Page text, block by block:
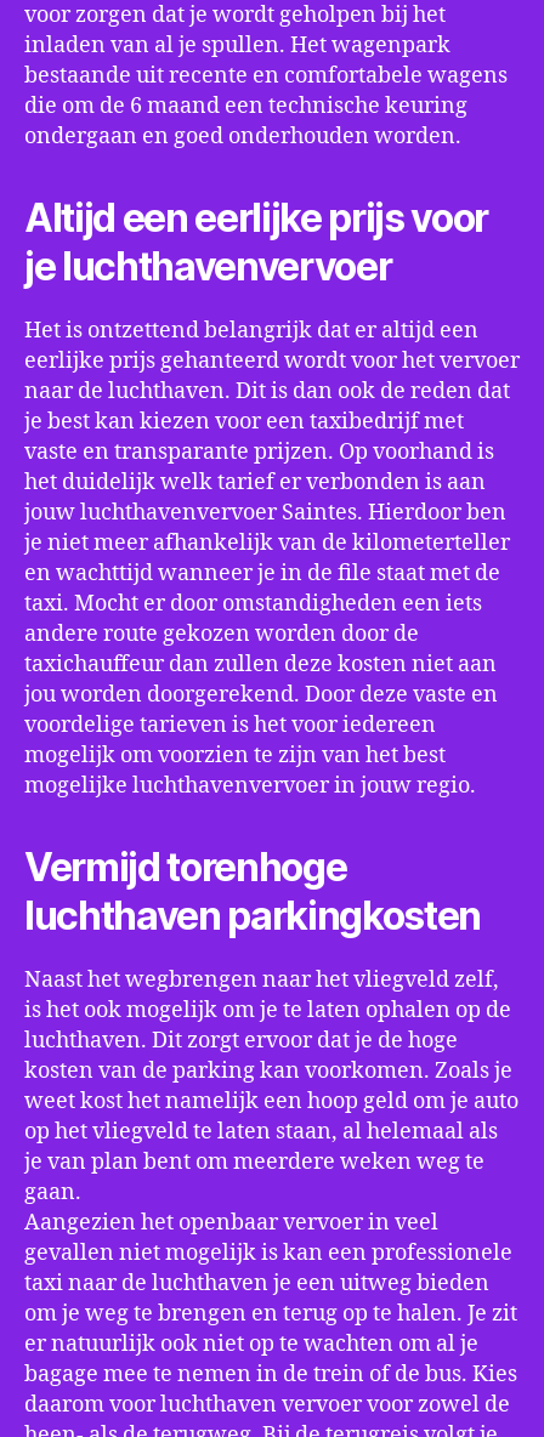
voor zorgen dat je wordt geholpen bij het
inladen van al je spullen. Het wagenpark
bestaande uit recente en comfortabele wagens
die om de 6 maand een technische keuring
ondergaan en goed onderhouden worden.
Altijd een eerlijke prijs voor
je luchthavenvervoer
Het is ontzettend belangrijk dat er altijd een
eerlijke prijs gehanteerd wordt voor het vervoer
naar de luchthaven. Dit is dan ook de reden dat
je best kan kiezen voor een taxibedrijf met
vaste en transparante prijzen. Op voorhand is
het duidelijk welk tarief er verbonden is aan
jouw luchthavenvervoer Saintes. Hierdoor ben
je niet meer afhankelijk van de kilometerteller
en wachttijd wanneer je in de file staat met de
taxi. Mocht er door omstandigheden een iets
andere route gekozen worden door de
taxichauffeur dan zullen deze kosten niet aan
jou worden doorgerekend. Door deze vaste en
voordelige tarieven is het voor iedereen
mogelijk om voorzien te zijn van het best
mogelijke luchthavenvervoer in jouw regio.
Vermijd torenhoge
luchthaven parkingkosten
Naast het wegbrengen naar het vliegveld zelf,
is het ook mogelijk om je te laten ophalen op de
luchthaven. Dit zorgt ervoor dat je de hoge
kosten van de parking kan voorkomen. Zoals je
weet kost het namelijk een hoop geld om je auto
op het vliegveld te laten staan, al helemaal als
je van plan bent om meerdere weken weg te
gaan.
Aangezien het openbaar vervoer in veel
gevallen niet mogelijk is kan een professionele
taxi naar de luchthaven je een uitweg bieden
om je weg te brengen en terug op te halen. Je zit
er natuurlijk ook niet op te wachten om al je
bagage mee te nemen in de trein of de bus. Kies
daarom voor luchthaven vervoer voor zowel de